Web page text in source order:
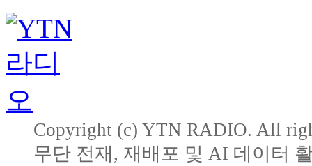
Copyright (c) YTN RADIO. All
무단 전재, 재배포 및 AI 데이터